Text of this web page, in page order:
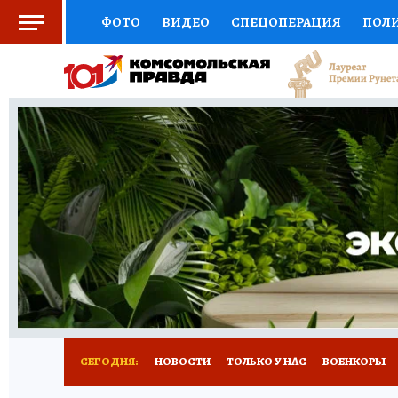
ФОТО ВИДЕО СПЕЦОПЕРАЦИЯ
СОЦПОДДЕРЖКА НАУКА СПОРТ
ВЫБОР ЭКСПЕРТОВ ДОКТОР
КНИЖНАЯ ПОЛКА ПРОГНОЗЫ НА СПОРТ
ПРЕСС-ЦЕНТР НЕДВИЖИМОСТЬ
РАДИО КП РЕКЛАМА ТЕСТЫ НОВОЕ
СЕГОДНЯ: НОВОСТИ ТОЛЬКО У НАС ВОЕНКОРЫ